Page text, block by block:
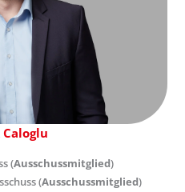
(Ausschussmitglied)
(Ausschussmitglied)